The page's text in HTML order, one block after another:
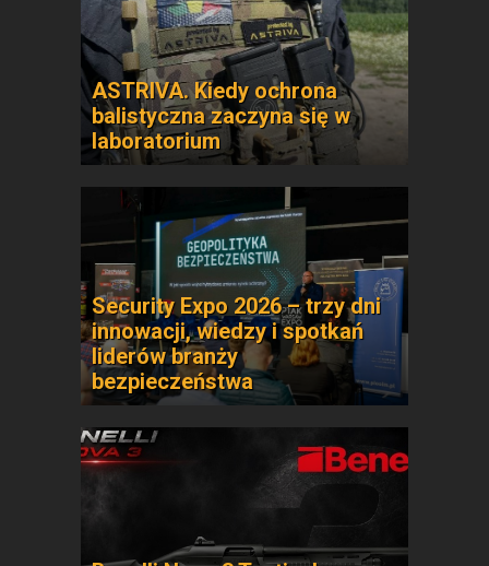
ASTRIVA. Kiedy ochrona
balistyczna zaczyna się w
laboratorium
Security Expo 2026 – trzy dni
innowacji, wiedzy i spotkań
liderów branży
bezpieczeństwa